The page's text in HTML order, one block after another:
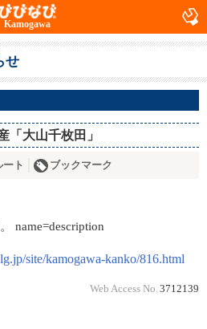
Kamogawa
せ
「大山千枚田」
ート ブックマーク
name=description
site/kamogawa-kanko/816.html
Web Access No. 3712139